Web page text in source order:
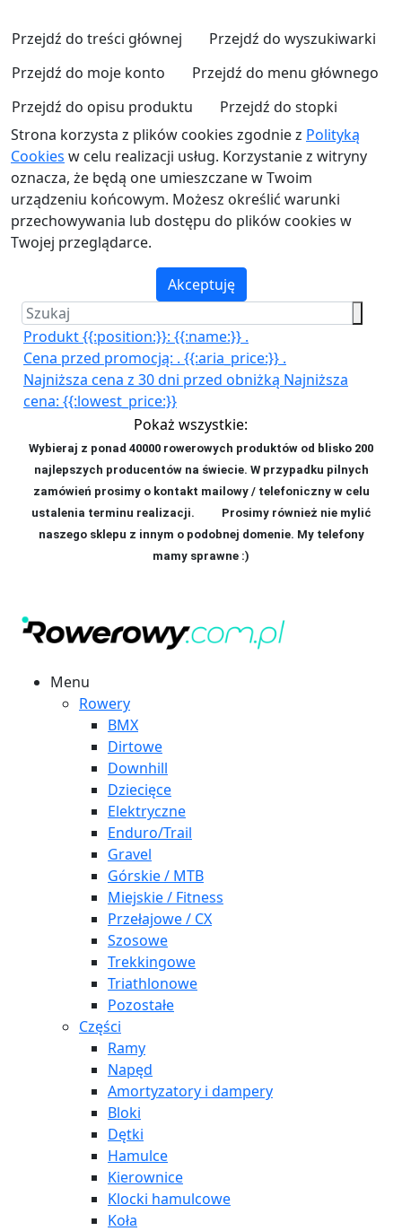
Przejdź do treści głównej
Przejdź do wyszukiwarki
Przejdź do moje konto
Przejdź do menu głównego
Przejdź do opisu produktu
Przejdź do stopki
Strona korzysta z plików cookies zgodnie z Polityką
Cookies w celu realizacji usług. Korzystanie z witryny
oznacza, że będą one umieszczane w Twoim
urządzeniu końcowym. Możesz określić warunki
przechowywania lub dostępu do plików cookies w
Twojej przeglądarce.
Akceptuję
Produkt {{:position:}}: {{:name:}} .
Cena przed promocją: . {{:aria_price:}} .
Najniższa cena z 30 dni przed obniżką Najniższa
cena: {{:lowest_price:}}
Pokaż wszystkie:
Wybieraj z ponad 40000 rowerowych produktów od blisko 200
najlepszych producentów na świecie. W przypadku pilnych
zamówień prosimy o kontakt mailowy / telefoniczny w celu
ustalenia terminu realizacji. Prosimy również nie mylić
naszego sklepu z innym o podobnej domenie. My telefony
mamy sprawne :)
Menu
Rowery
BMX
Dirtowe
Downhill
Dziecięce
Elektryczne
Enduro/Trail
Gravel
Górskie / MTB
Miejskie / Fitness
Przełajowe / CX
Szosowe
Trekkingowe
Triathlonowe
Pozostałe
Części
Ramy
Napęd
Amortyzatory i dampery
Bloki
Dętki
Hamulce
Kierownice
Klocki hamulcowe
Koła